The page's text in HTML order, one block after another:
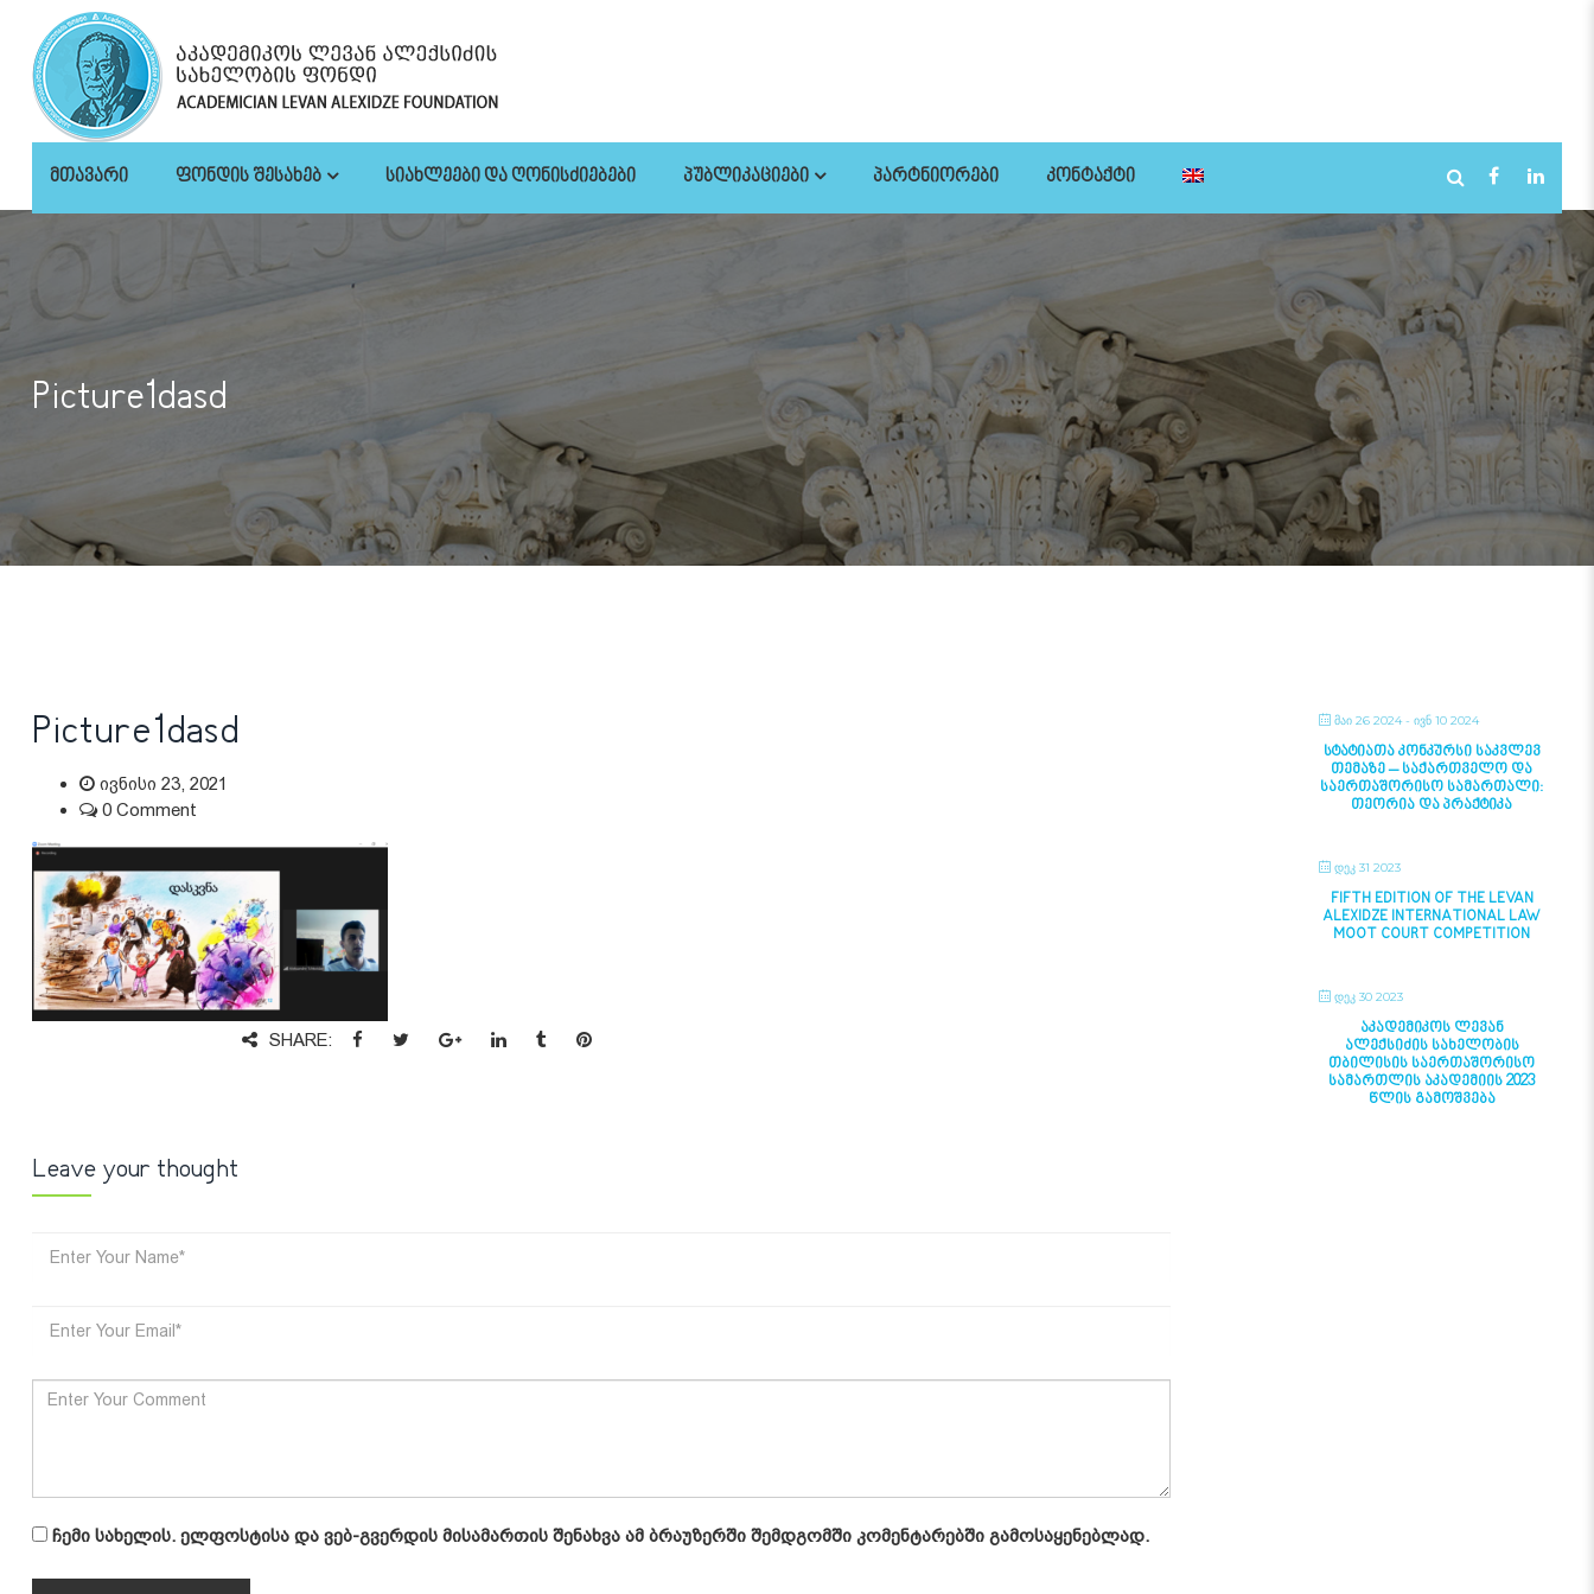
ᲛᲗᲐᲕᲐᲠᲘ ᲤᲝᲜᲓᲘᲡ ᲨᲔᲡᲐᲮᲔᲑ ᲡᲘᲐᲮᲚᲔᲔᲑᲘ ᲓᲐ ᲦᲝᲜᲘᲡᲫᲘᲔᲑᲔᲑᲘ ᲞᲣᲑᲚᲘᲙᲐᲪᲘᲔᲑᲘ ᲞᲐᲠᲢᲜᲘᲝᲠᲔᲑᲘ ᲙᲝᲜᲢᲐᲥᲢᲘ
Picture1dasd
Picture1dasd
ივნისი 23, 2021
0 Comment
SHARE:
Leave your thought
ჩემი სახელის. ელფოსტისა და ვებ-გვერდის მისამართის შენახვა ამ ბრაუზერში შემდგომში კომენტარებში გამოსაყენებლად.
ᲛᲐᲘ 26 2024- ᲘᲕᲜ 10 2024
ᲡᲢᲐᲢᲘᲐᲗᲐ ᲙᲝᲜᲙᲣᲠᲡᲘ ᲡᲐᲙᲕᲚᲔᲕ
ᲗᲔᲛᲐᲖᲔ – ᲡᲐᲥᲐᲠᲗᲕᲔᲚᲝ ᲓᲐ
ᲡᲐᲔᲠᲗᲐᲨᲝᲠᲘᲡᲝ ᲡᲐᲛᲐᲠᲗᲐᲚᲘ:
ᲗᲔᲝᲠᲘᲐ ᲓᲐ ᲞᲠᲐᲥᲢᲘᲙᲐ
ᲓᲔᲙ 31 2023
FIFTH EDITION OF THE LEVAN
ALEXIDZE INTERNATIONAL LAW
MOOT COURT COMPETITION
ᲓᲔᲙ 30 2023
ᲐᲙᲐᲓᲔᲛᲘᲙᲝᲡ ᲚᲔᲕᲐᲜ
ᲐᲚᲔᲥᲡᲘᲫᲘᲡ ᲡᲐᲮᲔᲚᲝᲑᲘᲡ
ᲗᲑᲘᲚᲘᲡᲘᲡ ᲡᲐᲔᲠᲗᲐᲨᲝᲠᲘᲡᲝ
ᲡᲐᲛᲐᲠᲗᲚᲘᲡ ᲐᲙᲐᲓᲔᲛᲘᲘᲡ 2023
ᲬᲚᲘᲡ ᲒᲐᲛᲝᲨᲕᲔᲑᲐ